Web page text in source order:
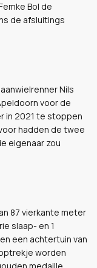
Bol de
de afsluitings
Nils
voor de
in 2021 te stoppen
hadden de twee
eigenaar zou
87 vierkante meter
slaap- en 1
een achtertuin van
worden